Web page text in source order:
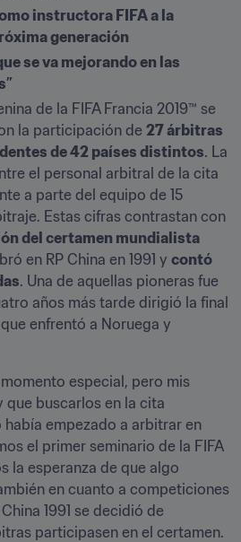
instructora FIFA a la
generación
se va mejorando en las
de la FIFA Francia 2019™ se
la participación de 27 árbitras
de 42 países distintos. La
el personal arbitral de la cita
a parte del equipo de 15
Estas cifras contrastan con
del certamen mundialista
en RP China en 1991 y contó
. Una de aquellas pioneras fue
años más tarde dirigió la final
enfrentó a Noruega y
especial, pero mis
que buscarlos en la cita
había empezado a arbitrar en
el primer seminario de la FIFA
la esperanza de que algo
en cuanto a competiciones
1991 se decidió de
participasen en el certamen.